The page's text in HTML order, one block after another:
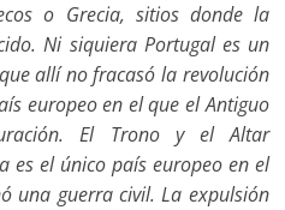
o Grecia, sitios donde la
Ni siquiera Portugal es un
allí no fracasó la revolución
europeo en el que el Antiguo
El Trono y el Altar
es el único país europeo en el
una guerra civil. La expulsión